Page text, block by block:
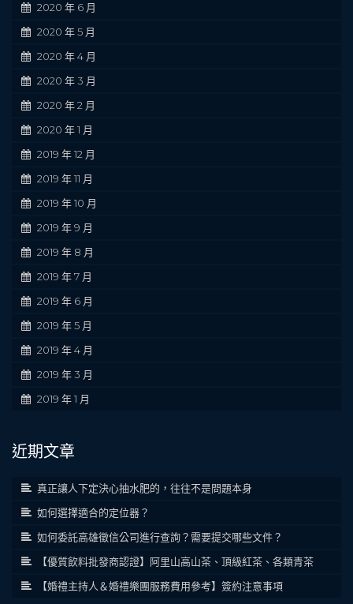
2020 年 6 月
2020 年 5 月
2020 年 4 月
2020 年 3 月
2020 年 2 月
2020 年 1 月
2019 年 12 月
2019 年 11 月
2019 年 10 月
2019 年 9 月
2019 年 8 月
2019 年 7 月
2019 年 6 月
2019 年 5 月
2019 年 4 月
2019 年 3 月
2019 年 1 月
近期文章
真正讓人下定決心抽水肥的，往往不是問題本身
如何選擇適合的定位器？
如何委託高雄徵信公司進行查詢？需要提交哪些文件？
【優質飲料批發商認證】阿里山高山茶、頂級紅茶、各類青茶
【婚禮主持人＆婚禮樂團服務費用參考】簽約注意事項